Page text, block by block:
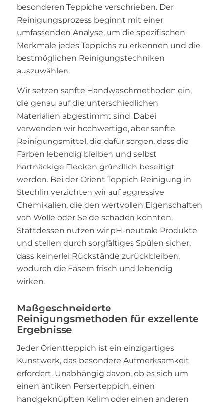
besonderen Teppiche verschrieben. Der
Reinigungsprozess beginnt mit einer
umfassenden Analyse, um die spezifischen
Merkmale jedes Teppichs zu erkennen und die
bestmöglichen Reinigungstechniken
auszuwählen.
Wir setzen sanfte Handwaschmethoden ein,
die genau auf die unterschiedlichen
Materialien abgestimmt sind. Dabei
verwenden wir hochwertige, aber sanfte
Reinigungsmittel, die dafür sorgen, dass die
Farben lebendig bleiben und selbst
hartnäckige Flecken gründlich beseitigt
werden. Bei der Orient Teppich Reinigung in
Stechlin verzichten wir auf aggressive
Chemikalien, die den wertvollen Eigenschaften
von Wolle oder Seide schaden könnten.
Stattdessen nutzen wir pH-neutrale Produkte
und stellen durch sorgfältiges Spülen sicher,
dass keinerlei Rückstände zurückbleiben,
wodurch die Fasern frisch und lebendig
wirken.
Maßgeschneiderte
Reinigungsmethoden für exzellente
Ergebnisse
Jeder Orientteppich ist ein einzigartiges
Kunstwerk, das besondere Aufmerksamkeit
erfordert. Unabhängig davon, ob es sich um
einen antiken Perserteppich, einen
handgeknüpften Kelim oder einen anderen